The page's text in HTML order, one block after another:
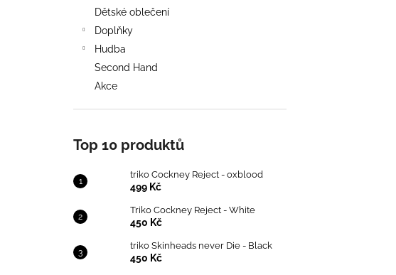
Dětské oblečení
Doplňky
Hudba
Second Hand
Akce
Top 10 produktů
triko Cockney Reject - oxblood
499 Kč
Triko Cockney Reject - White
450 Kč
triko Skinheads never Die - Black
450 Kč